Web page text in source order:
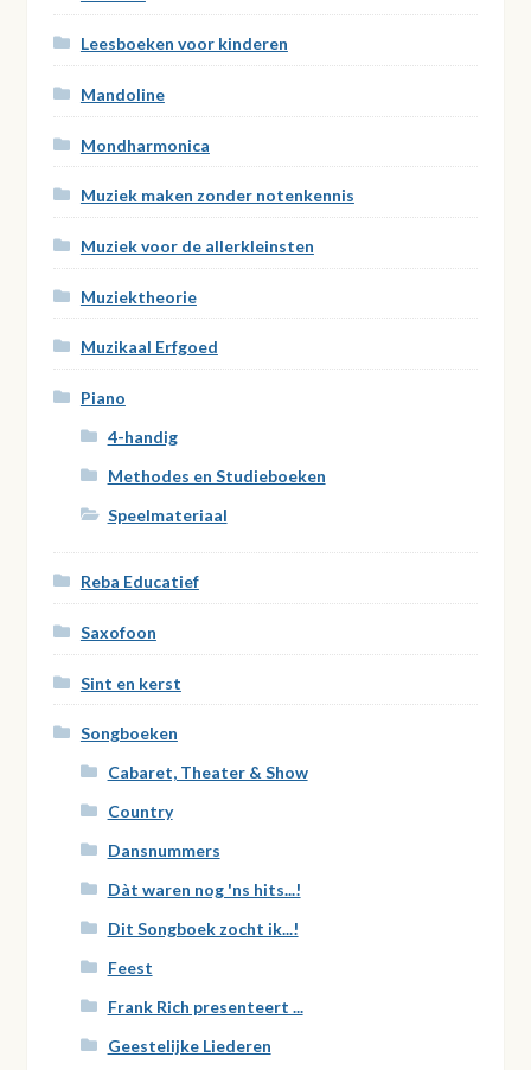
Leesboeken voor kinderen
Mandoline
Mondharmonica
Muziek maken zonder notenkennis
Muziek voor de allerkleinsten
Muziektheorie
Muzikaal Erfgoed
Piano
4-handig
Methodes en Studieboeken
Speelmateriaal
Reba Educatief
Saxofoon
Sint en kerst
Songboeken
Cabaret, Theater & Show
Country
Dansnummers
Dàt waren nog 'ns hits...!
Dit Songboek zocht ik...!
Feest
Frank Rich presenteert ...
Geestelijke Liederen